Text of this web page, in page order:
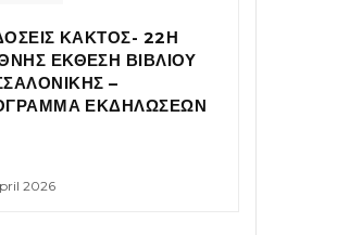
ΚΑΚΤΟΣ- 22Η
ΕΚΘΕΣΗ ΒΙΒΛΙΟΥ
–
ΕΚΔΗΛΩΣΕΩΝ
2026